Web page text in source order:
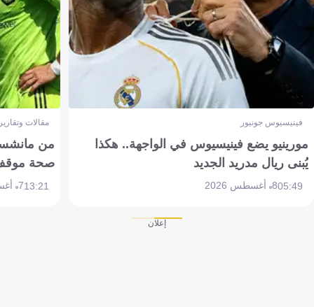
فينيسيوس جونيور
مورينيو يضع فينيسيوس في الواجهة.. هكذا
يُبنى ريال مدريد الجديد
05:498 أغسطس 2026
مقالات
من
صحة موقف
13:217 أغسطس 2026
إعلان